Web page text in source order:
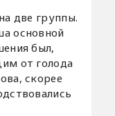
две группы.
основной
был,
от голода
скорее